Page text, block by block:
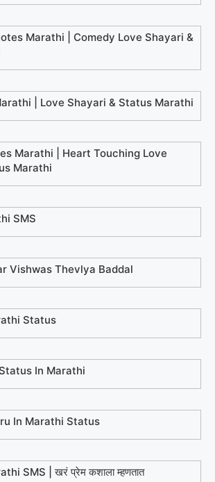
Marathi | Comedy Love Shayari &
| Love Shayari & Status Marathi
Marathi | Heart Touching Love
Marathi
SMS
Vishwas Thevlya Baddal
Status
In Marathi
In Marathi Status
SMS | खरं प्रेम कशाला म्हणतात